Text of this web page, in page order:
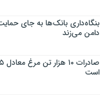
بنگاه‌داری بانک‌ها به جای حمایت
دامن می‌زند
است